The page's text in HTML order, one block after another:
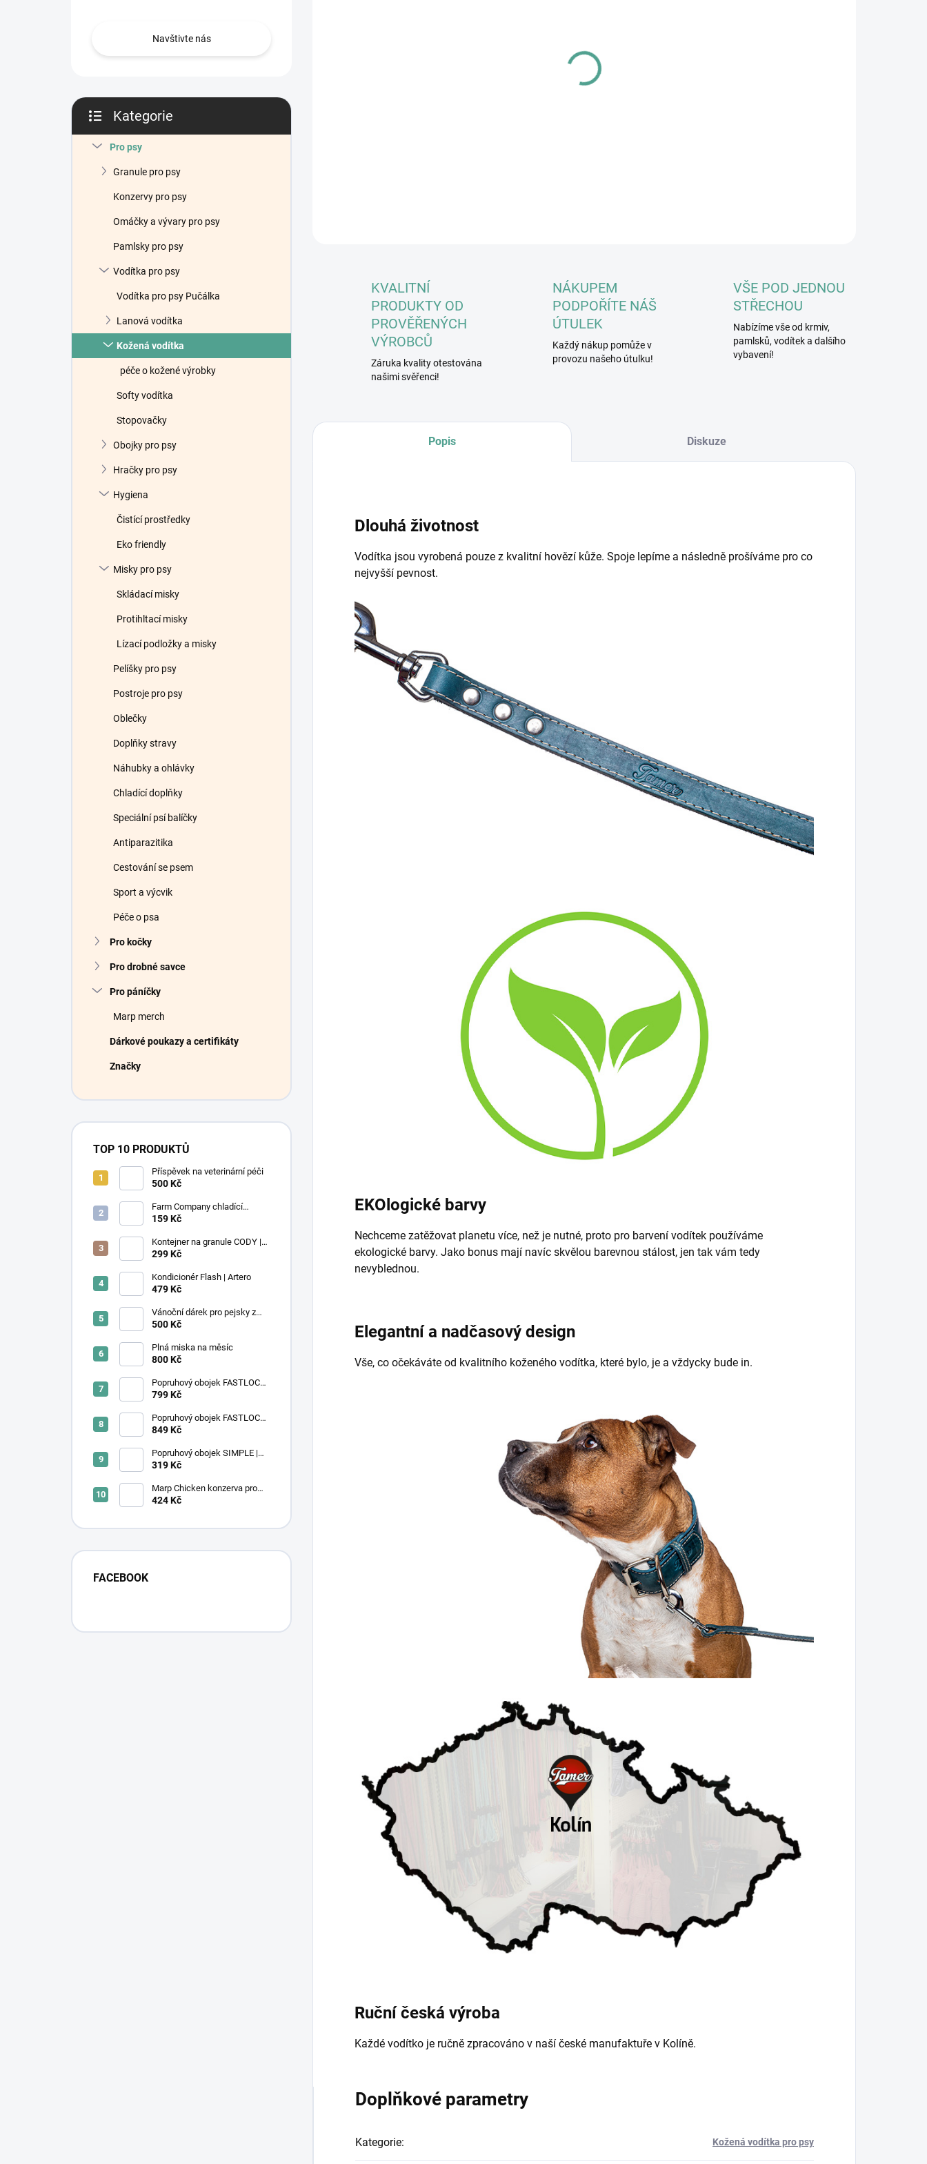
Navštivte nás
kategorie
Kategorie
Pro psy
Granule pro psy
Konzervy pro psy
Omáčky a vývary pro psy
Pamlsky pro psy
Vodítka pro psy
Vodítka pro psy Pučálka
Lanová vodítka
Kožená vodítka
péče o kožené výrobky
Softy vodítka
Stopovačky
Obojky pro psy
Hračky pro psy
Hygiena
Čistící prostředky
Eko friendly
Misky pro psy
Skládací misky
Protihltací misky
Lízací podložky a misky
Pelíšky pro psy
Postroje pro psy
Oblečky
Doplňky stravy
Náhubky a ohlávky
Chladící doplňky
Speciální psí balíčky
Antiparazitika
Cestování se psem
Sport a výcvik
Péče o psa
Pro kočky
Pro drobné savce
Pro páníčky
Marp merch
Dárkové poukazy a certifikáty
Značky
TOP 10 PRODUKTŮ
Příspěvek na veterinární péči
500 Kč
Farm Company chladící
podložka Léto M 50x40 cm
159 Kč
Kontejner na granule CODY |
4,1L | Rotho
299 Kč
Kondicionér Flash | Artero
479 Kč
Vánoční dárek pro pejsky z
útulku
500 Kč
Plná miska na měsíc
800 Kč
Popruhový obojek FASTLOCK |
fialový
799 Kč
Popruhový obojek FASTLOCK
GRIP | černý
849 Kč
Popruhový obojek SIMPLE |
Ocean Wave
319 Kč
Marp Chicken konzerva pro
kočky s kuřecím 6x400g
424 Kč
FACEBOOK
KVALITNÍ
PRODUKTY OD
PROVĚŘENÝCH
VÝROBCŮ
Záruka kvality otestována
našimi svěřenci!
NÁKUPEM
PODPOŘÍTE NÁŠ
ÚTULEK
Každý nákup pomůže v
provozu našeho útulku!
VŠE POD JEDNOU
STŘECHOU
Nabízíme vše od krmiv,
pamlsků, vodítek a dalšího
vybavení!
Popis Diskuze
Dlouhá životnost
Vodítka jsou vyrobená pouze z kvalitní hovězí kůže. Spoje lepíme a následně prošíváme pro co
nejvyšší pevnost.
EKOlogické barvy
Nechceme zatěžovat planetu více, než je nutné, proto pro barvení vodítek používáme
ekologické barvy. Jako bonus mají navíc skvělou barevnou stálost, jen tak vám tedy
nevyblednou.
Elegantní a nadčasový design
Vše, co očekáváte od kvalitního koženého vodítka, které bylo, je a vždycky bude in.
Ruční česká výroba
Každé vodítko je ručně zpracováno v naší české manufaktuře v Kolíně.
Doplňkové parametry
Kategorie: Kožená vodítka pro psy